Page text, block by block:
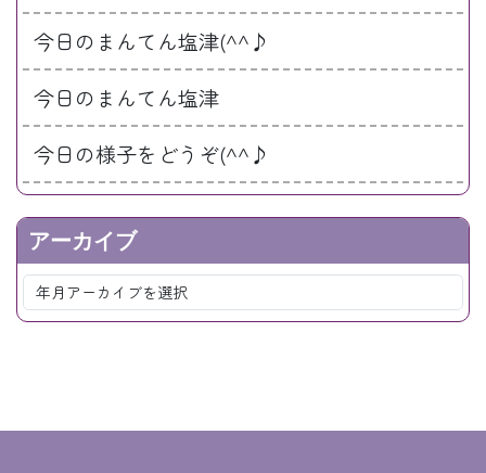
今日のまんてん塩津(^^♪
今日のまんてん塩津
今日の様子をどうぞ(^^♪
アーカイブ